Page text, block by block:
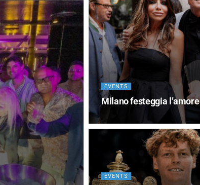
EVENTS
Milano festeggia
EVENTS